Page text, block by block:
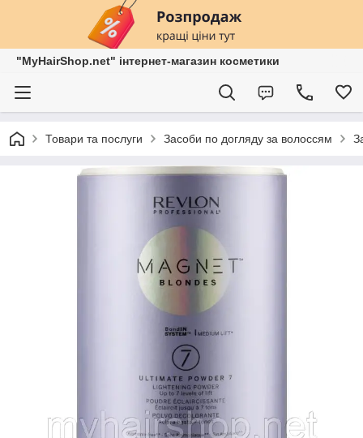
"MyHairShop.net" інтернет-магазин косметики
Товари та послуги Засоби по догляду за волоссям